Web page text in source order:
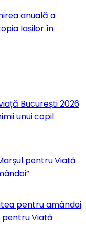
anuală a
Iașilor în
București 2026
unui copil
pentru Viață
pentru amândoi
Viață